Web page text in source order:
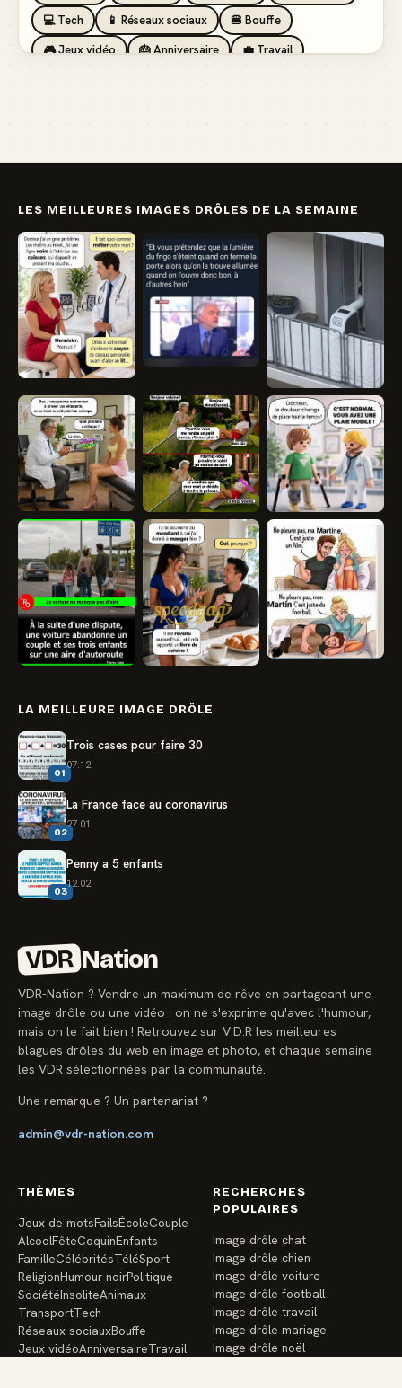
💻 Tech
📱 Réseaux sociaux
🍔 Bouffe
🎮 Jeux vidéo
🎂 Anniversaire
💼 Travail
LES MEILLEURES IMAGES DRÔLES DE LA SEMAINE
LA MEILLEURE IMAGE DRÔLE
01
Trois cases pour faire 30
07.12
02
La France face au coronavirus
27.01
03
Penny a 5 enfants
12.02
VDR Nation
VDR-Nation ? Vendre un maximum de rêve en partageant une
image drôle ou une vidéo : on ne s'exprime qu'avec l'humour,
mais on le fait bien ! Retrouvez sur V.D.R les meilleures
blagues drôles du web en image et photo, et chaque semaine
les VDR sélectionnées par la communauté.
Une remarque ? Un partenariat ?
admin@vdr-nation.com
THÈMES
Jeux de motsFailsÉcoleCouple
AlcoolFêteCoquinEnfants
FamilleCélébritésTéléSport
ReligionHumour noirPolitique
SociétéInsoliteAnimaux
TransportTech
Réseaux sociauxBouffe
Jeux vidéoAnniversaireTravail
RECHERCHES
POPULAIRES
Image drôle chat
Image drôle chien
Image drôle voiture
Image drôle football
Image drôle travail
Image drôle mariage
Image drôle noël